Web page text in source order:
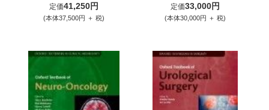
定価41,250円
(本体37,500円 ＋ 税)
定価33,000円
(本体30,000円 ＋ 税)